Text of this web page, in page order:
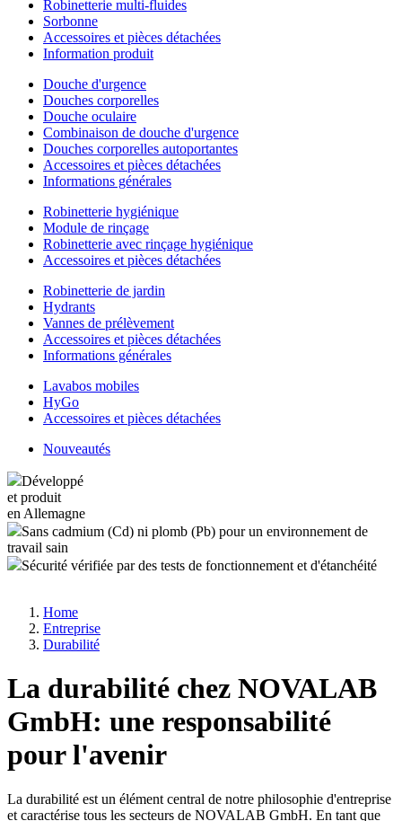
Robinetterie multi-fluides
Sorbonne
Accessoires et pièces détachées
Information produit
Douche d'urgence
Douches corporelles
Douche oculaire
Combinaison de douche d'urgence
Douches corporelles autoportantes
Accessoires et pièces détachées
Informations générales
Robinetterie hygiénique
Module de rinçage
Robinetterie avec rinçage hygiénique
Accessoires et pièces détachées
Robinetterie de jardin
Hydrants
Vannes de prélèvement
Accessoires et pièces détachées
Informations générales
Lavabos mobiles
HyGo
Accessoires et pièces détachées
Nouveautés
Développé
et produit
en Allemagne
Sans cadmium (Cd) ni plomb (Pb) pour un environnement de
travail sain
Sécurité vérifiée par des tests de fonctionnement et d'étanchéité
Home
Entreprise
Durabilité
La durabilité chez NOVALAB
GmbH: une responsabilité
pour l'avenir
La durabilité est un élément central de notre philosophie d'entreprise
et caractérise tous les secteurs de NOVALAB GmbH. En tant que